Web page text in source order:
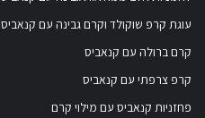
עוגת קרפ שוקולד וקרם גבינה עם קנאביס
קרם ברולה עם קנאביס
קרפ צרפתי עם קנאביס
פחזניות קנאביס עם מילוי קרם